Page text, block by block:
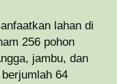
lahan di
256 pohon
jambu, dan
64